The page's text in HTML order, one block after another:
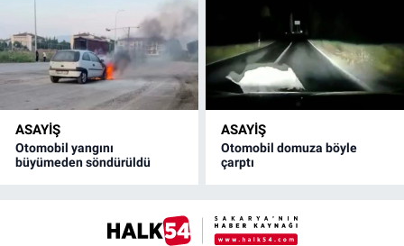
ASAYİŞ
Otomobil yangını
büyümeden söndürüldü
ASAYİŞ
Otomobil domuza böyle
çarptı